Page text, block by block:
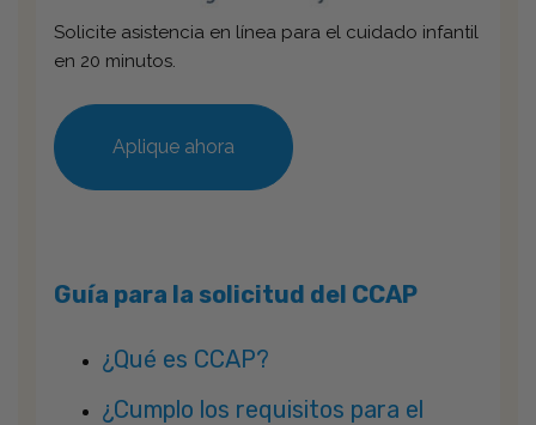
Solicite asistencia en línea para el cuidado infantil
en 20 minutos.
Aplique ahora
Guía para la solicitud del CCAP
¿Qué es CCAP?
¿Cumplo los requisitos para el